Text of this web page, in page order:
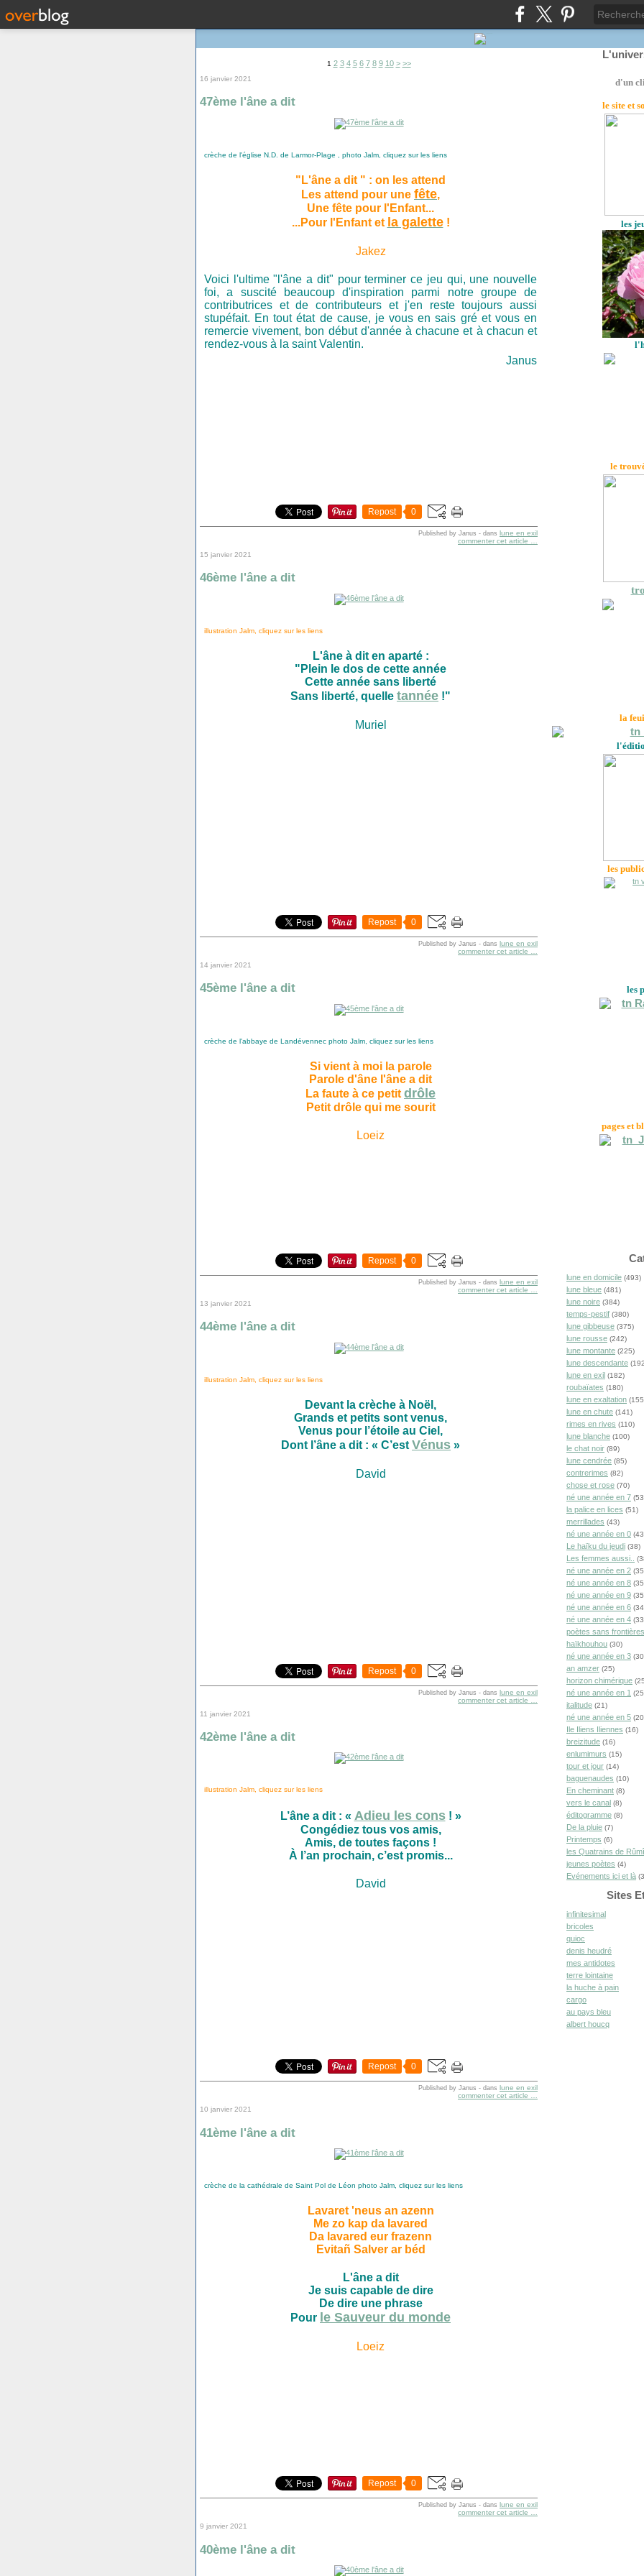
1 2 3 4 5 6 7 8 9 10 > >>
16 janvier 2021
47ème l'âne a dit
crèche de l'église N.D. de Larmor-Plage , photo Jalm, cliquez sur les liens
"L'âne a dit " : on les attend
Les attend pour une fête,
Une fête pour l'Enfant...
...Pour l'Enfant et la galette!
Jakez
Voici l'ultime "l'âne a dit" pour terminer ce jeu qui, une nouvelle
foi, a suscité beaucoup d'inspiration parmi notre groupe de
contributrices et de contributeurs et j'en reste toujours aussi
stupéfait. En tout état de cause, je vous en sais gré et vous en
remercie vivement, bon début d'année à chacune et à chacun et
rendez-vous à la saint Valentin.
Janus
Repost 0
Published by Janus - dans lune en exil
commenter cet article
15 janvier 2021
46ème l'âne a dit
illustration Jalm, cliquez sur les liens
L'âne à dit en aparté :
"Plein le dos de cette année
Cette année sans liberté
Sans liberté, quelle tannée !"
Muriel
Repost 0
Published by Janus - dans lune en exil
commenter cet article
14 janvier 2021
45ème l'âne a dit
crèche de l'abbaye de Landévennec photo Jalm, cliquez sur les liens
Si vient à moi la parole
Parole d'âne l'âne a dit
La faute à ce petit drôle
Petit drôle qui me sourit
Loeiz
Repost 0
Published by Janus - dans lune en exil
commenter cet article
13 janvier 2021
44ème l'âne a dit
illustration Jalm, cliquez sur les liens
Devant la crèche à Noël,
Grands et petits sont venus,
Venus pour l’étoile au Ciel,
Dont l’âne a dit : « C’est Vénus »
David
Repost 0
Published by Janus - dans lune en exil
commenter cet article
11 janvier 2021
42ème l'âne a dit
illustration Jalm, cliquez sur les liens
L’âne a dit : « Adieu les cons! »
Congédiez tous vos amis,
Amis, de toutes façons !
À l’an prochain, c’est promis...
David
Repost 0
Published by Janus - dans lune en exil
commenter cet article …
10 janvier 2021
41ème l'âne a dit
crèche de la cathédrale de Saint Pol de Léon photo Jalm, cliquez sur les liens
Lavaret 'neus an azenn
Me zo kap da lavared
Da lavared eur frazenn
Evitañ Salver ar béd
L'âne a dit
Je suis capable de dire
De dire une phrase
Pour le Sauveur du monde
Loeiz
Repost 0
Published by Janus - dans lune en exil
commenter cet article …
9 janvier 2021
40ème l'âne a dit
d'un
le site et
les
le
la
les
les
pages et
lune en domicile (493)
lune bleue (481)
lune noire (384)
temps-pestif (380)
lune gibbeuse (375)
lune rousse (242)
lune montante (225)
lune descendante
lune en exil (182)
roubaïates (180)
lune en exaltation
lune en chute (141)
rimes en rives (110)
lune blanche (100)
le chat noir (89)
lune cendrée (85)
contrerimes (82)
chose et rose (70)
né une année en 7
la palice en lices (51)
merrillades (43)
né une année en 0
Le haïku du jeudi (38)
Les femmes aussi..
né une année en 2
né une année en 8
né une année en 9
né une année en 6
né une année en 4
poètes sans frontières
haïkhouhou (30)
né une année en 3
an amzer (25)
horizon chimérique
né une année en 1
italitude (21)
né une année en 5
Ile Iliens Iliennes (16)
breizitude (16)
enlumimurs (15)
tour et jour (14)
baguenaudes (10)
En cheminant (8)
vers le canal (8)
éditogramme (8)
De la pluie (7)
Printemps (6)
les Quatrains de Rûmî
jeunes poètes (4)
Evénements ici et là
Sites
infinitesimal
bricoles
quioc
denis heudré
mes antidotes
terre lointaine
la huche à pain
cargo
au pays bleu
albert houcq